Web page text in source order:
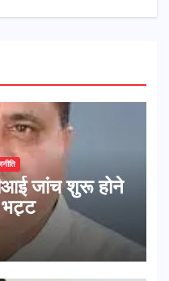
जांच शुरू होने